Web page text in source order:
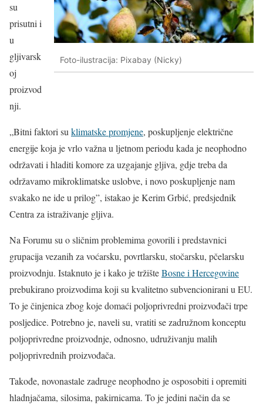
Foto-ilustracija: Pixabay (Nicky)
su
prisutni i
u
gljivarsk
oj
proizvod
nji.
„Bitni faktori suklimatske promjene, poskupljenje električne
energije koja je vrlo važna u ljetnom periodu kada je neophodno
održavati i hladiti komore za uzgajanje gljiva, gdje treba da
održavamo mikroklimatske uslobve, i novo poskupljenje nam
svakako ne ide u prilog”, istakao je Kerim Grbić, predsjednik
Centra za istraživanje gljiva.
Na Forumu su o sličnim problemima govorili i predstavnici
grupacija vezanih za voćarsku, povrtlarsku, stočarsku, pčelarsku
proizvodnju. Istaknuto je i kako je tržišteBosne i Hercegovine
prebukirano proizvodima koji su kvalitetno subvencionirani u EU.
To je činjenica zbog koje domaći poljoprivredni proizvođači trpe
posljedice. Potrebno je, naveli su, vratiti se zadružnom konceptu
poljoprivredne proizvodnje, odnosno, udruživanju malih
poljoprivrednih proizvođača.
Takođe, novonastale zadruge neophodno je osposobiti i opremiti
hladnjačama, silosima, pakirnicama. To je jedini način da se